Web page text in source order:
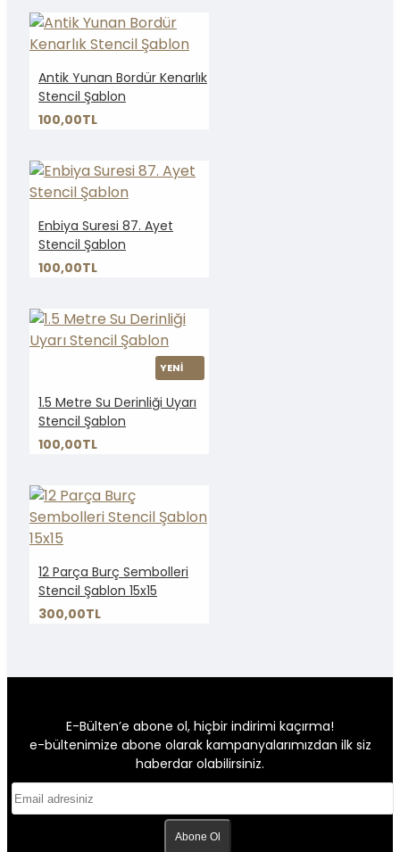
Antik Yunan Bordür Kenarlık
Stencil Şablon
100,00TL
Enbiya Suresi 87. Ayet
Stencil Şablon
100,00TL
YENİ
1.5 Metre Su Derinliği Uyarı
Stencil Şablon
100,00TL
12 Parça Burç Sembolleri
Stencil Şablon 15x15
300,00TL
E-Bülten’e abone ol, hiçbir indirimi kaçırma!
e-bültenimize abone olarak kampanyalarımızdan ilk siz
haberdar olabilirsiniz.
Abone Ol